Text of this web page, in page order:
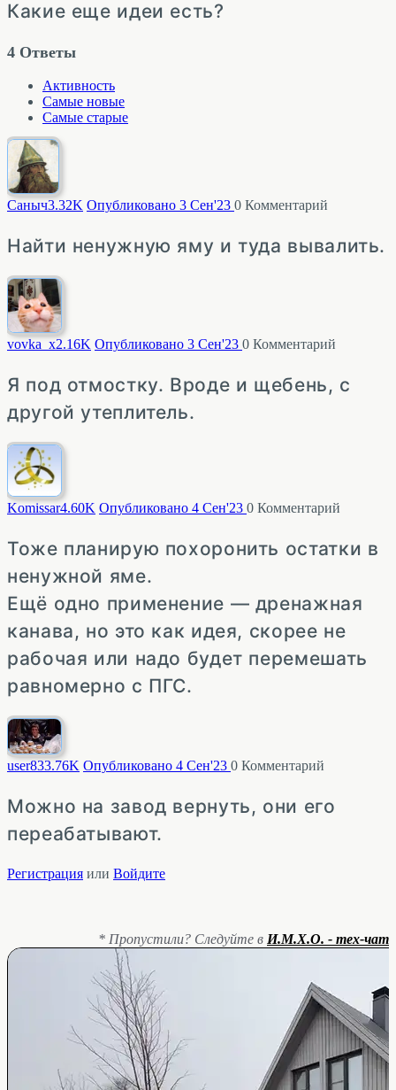
Какие еще идеи есть?
4 Ответы
Активность
Самые новые
Самые старые
Саныч3.32K Опубликовано 3 Сен'23 0 Комментарий
Найти ненужную яму и туда вывалить.
vovka_x2.16K Опубликовано 3 Сен'23 0 Комментарий
Я под отмостку. Вроде и щебень, с
другой утеплитель.
Komissar4.60K Опубликовано 4 Сен'23 0 Комментарий
Тоже планирую похоронить остатки в
ненужной яме.
Ещё одно применение — дренажная
канава, но это как идея, скорее не
рабочая или надо будет перемешать
равномерно с ПГС.
user833.76K Опубликовано 4 Сен'23 0 Комментарий
Можно на завод вернуть, они его
переабатывают.
Регистрация или Войдите
* Пропустили? Следуйте в И.М.Х.О. - тех-чат